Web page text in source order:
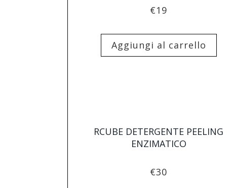
€19
Aggiungi al carrello
RCUBE DETERGENTE PEELING
ENZIMATICO
€30